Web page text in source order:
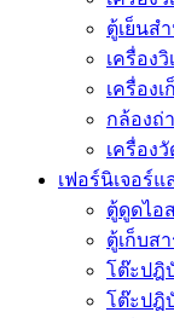
ตู้เย็นส
เครื่อง
เครื่อง
กล้องถ่
เครื่อง
เฟอร์นิเจอร์
ตู้ดูดไอ
ตู้เก็บส
โต๊ะปฎิ
โต๊ะปฎิ